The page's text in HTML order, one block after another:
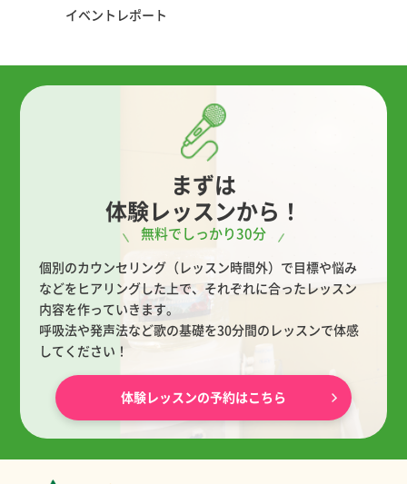
イベントレポート
まずは
体験レッスンから！
無料でしっかり30分
個別のカウンセリング（レッスン時間外）で目標や悩み
などをヒアリングした上で、 それぞれに合ったレッスン
内容を作っていきます。
呼吸法や発声法など歌の基礎を30分間のレッスンで体感
してください！
体験レッスンの予約はこちら